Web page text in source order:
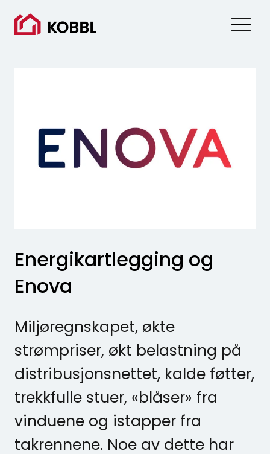
content
Energikartlegging og
Enova
Miljøregnskapet, økte
strømpriser, økt belastning på
distribusjonsnettet, kalde føtter,
trekkfulle stuer, «blåser» fra
vinduene og istapper fra
takrennene. Noe av dette har